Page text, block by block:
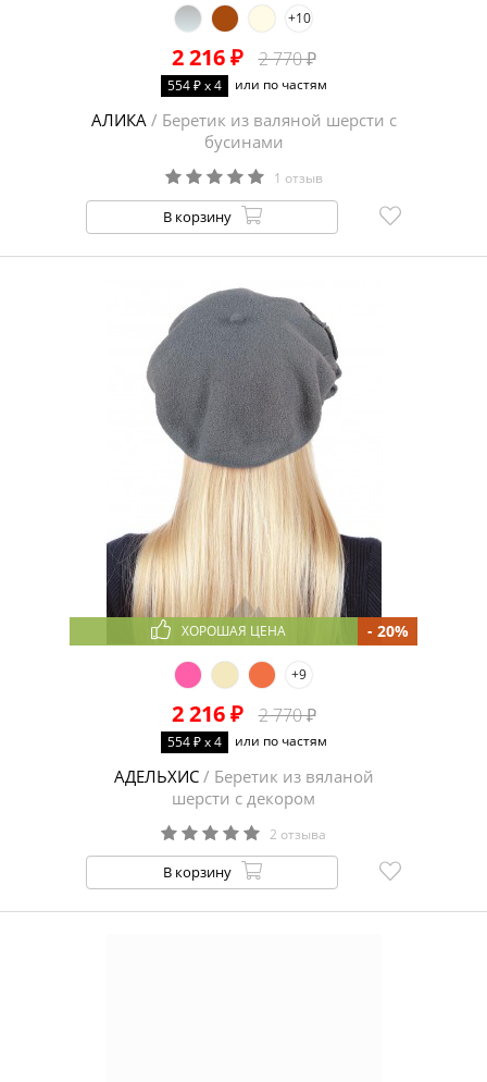
+10
2 216 ₽ 2 770 ₽
554 ₽ x 4 или по частям
АЛИКА/ Беретик из валяной шерсти с
бусинами
1 отзыв
В корзину
ХОРОШАЯ ЦЕНА
+9
2 216 ₽ 2 770 ₽
- 20%
554 ₽ x 4 или по частям
АДЕЛЬХИС/ Беретик из вяланой
шерсти с декором
2 отзыва
В корзину